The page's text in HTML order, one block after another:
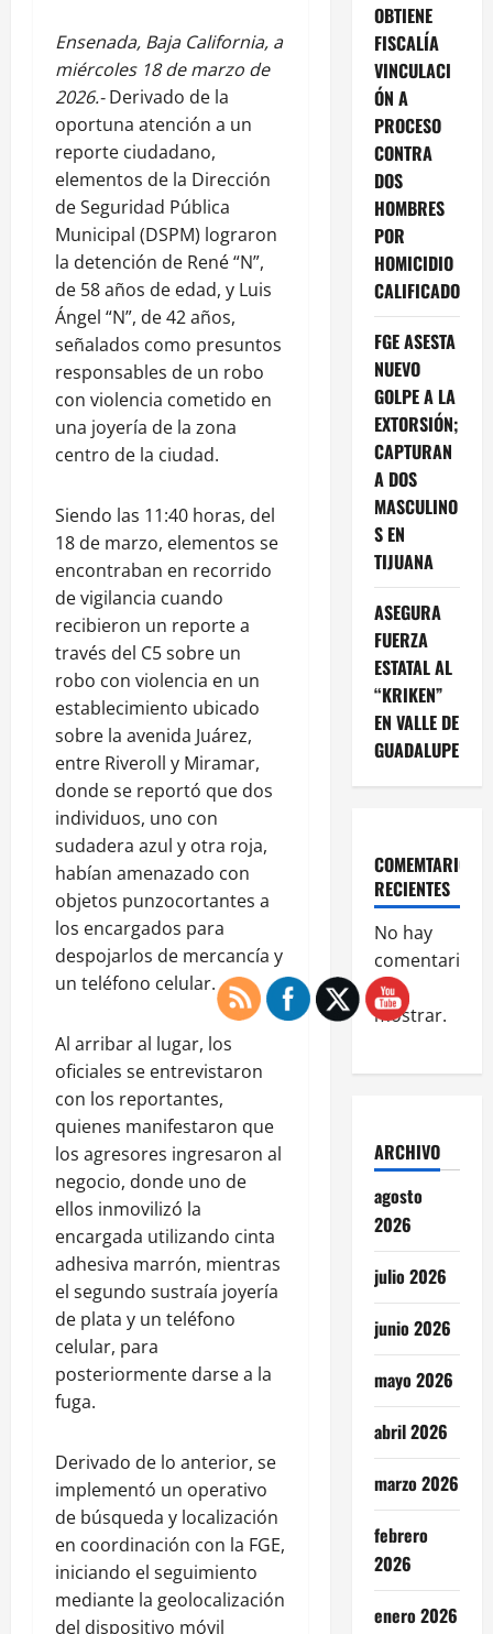
Ensenada, Baja California, a
miércoles 18 de marzo de
2026.-Derivado de la
oportuna atención a un
reporte ciudadano,
elementos de la Dirección
de Seguridad Pública
Municipal (DSPM) lograron
la detención de René “N”,
de 58 años de edad, y Luis
Ángel “N”, de 42 años,
señalados como presuntos
responsables de un robo
con violencia cometido en
una joyería de la zona
centro de la ciudad.
Siendo las 11:40 horas, del
18 de marzo, elementos se
encontraban en recorrido
de vigilancia cuando
recibieron un reporte a
través del C5 sobre un
robo con violencia en un
establecimiento ubicado
sobre la avenida Juárez,
entre Riveroll y Miramar,
donde se reportó que dos
individuos, uno con
sudadera azul y otra roja,
habían amenazado con
objetos punzocortantes a
los encargados para
despojarlos de mercancía y
un teléfono celular.
Al arribar al lugar, los
oficiales se entrevistaron
con los reportantes,
quienes manifestaron que
los agresores ingresaron al
negocio, donde uno de
ellos inmovilizó la
encargada utilizando cinta
adhesiva marrón, mientras
el segundo sustraía joyería
de plata y un teléfono
celular, para
posteriormente darse a la
fuga.
Derivado de lo anterior, se
implementó un operativo
de búsqueda y localización
en coordinación con la FGE,
iniciando el seguimiento
mediante la geolocalización
del dispositivo móvil
OBTIENE
FISCALÍA
VINCULACI
ÓN A
PROCESO
CONTRA
DOS
HOMBRES
POR
HOMICIDIO
CALIFICADO
FGE ASESTA
NUEVO
GOLPE A LA
EXTORSIÓN;
CAPTURAN
A DOS
MASCULINO
S EN
TIJUANA
ASEGURA
FUERZA
ESTATAL AL
“KRIKEN”
EN VALLE DE
GUADALUPE
COMEMTARIOS
RECIENTES
No hay
comentarios
que
mostrar.
ARCHIVO
agosto
2026
julio 2026
junio 2026
mayo 2026
abril 2026
marzo 2026
febrero
2026
enero 2026